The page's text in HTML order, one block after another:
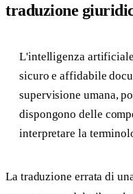
traduzione
L'intelligenza
sicuro e affidabile
supervisione umana,
dispongono delle
interpretare la
La traduzione errata di